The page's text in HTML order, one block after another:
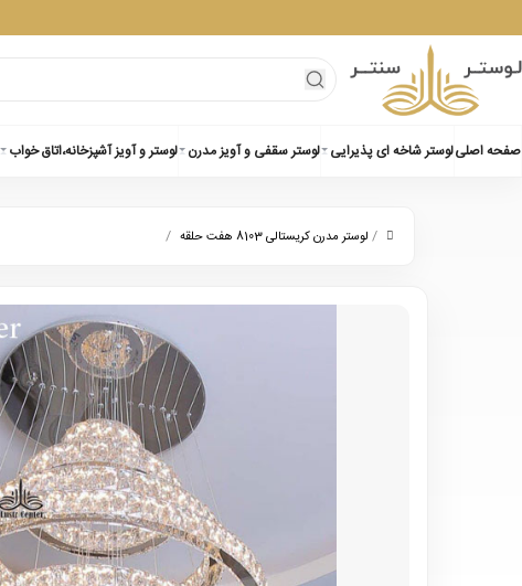
صفحه اصلیلوستر شاخه ای پذیرایی لوستر سقفی و آویز مدرن لوستر و آویز آشپزخانه،اتاق خواب
/ لوستر مدرن کریستالی 8103 هفت حلقه /